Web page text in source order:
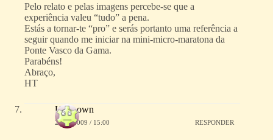
Pelo relato e pelas imagens percebe-se que a
experiência valeu “tudo” a pena.
Estás a tornar-te “pro” e serás portanto uma referência a
seguir quando me iniciar na mini-micro-maratona da
Ponte Vasco da Gama.
Parabéns!
Abraço,
HT
Unknown
25/02/2009 / 15:00 RESPONDER